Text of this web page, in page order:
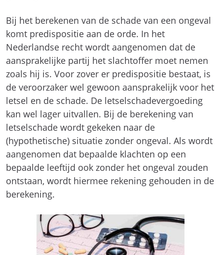
Bij het berekenen van de schade van een ongeval
komt predispositie aan de orde. In het
Nederlandse recht wordt aangenomen dat de
aansprakelijke partij het slachtoffer moet nemen
zoals hij is. Voor zover er predispositie bestaat, is
de veroorzaker wel gewoon aansprakelijk voor het
letsel en de schade. De letselschadevergoeding
kan wel lager uitvallen. Bij de berekening van
letselschade wordt gekeken naar de
(hypothetische) situatie zonder ongeval. Als wordt
aangenomen dat bepaalde klachten op een
bepaalde leeftijd ook zonder het ongeval zouden
ontstaan, wordt hiermee rekening gehouden in de
berekening.